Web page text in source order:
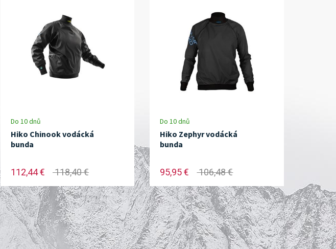
Do 10 dnů
Hiko Chinook vodácká
bunda
112,44 € 118,40 €
Do 10 dnů
Hiko Zephyr vodácká
bunda
95,95 € 106,48 €